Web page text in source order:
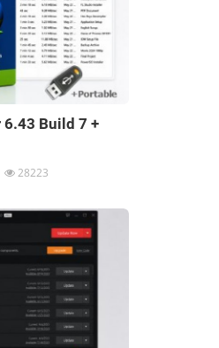
Build 7 +
28223